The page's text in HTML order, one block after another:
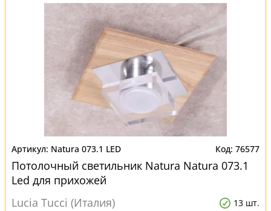
Natura 073.1 LED 76577
Потолочный светильник Natura Natura 073.1
Led для прихожей
Lucia Tucci (Италия)
13 шт.